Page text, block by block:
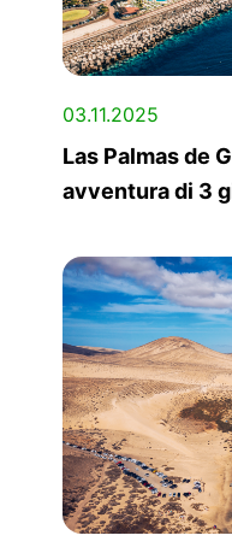
03.11.2025
Las Palmas de
avventura di 3